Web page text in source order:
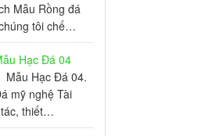
Mẫu Rồng đá
tôi chế…
Hạc Đá 04
Mẫu Hạc Đá 04.
mỹ nghệ Tài
tác, thiết…